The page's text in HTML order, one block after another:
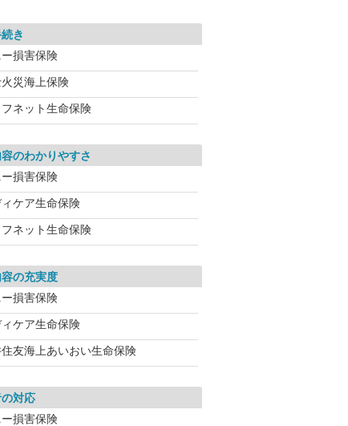
き
ー損害保険
災海上保険
ネット生命保険
のわかりやすさ
ー損害保険
ィケア生命保険
ネット生命保険
の充実度
ー損害保険
ィケア生命保険
友海上あいおい生命保険
対応
ー損害保険